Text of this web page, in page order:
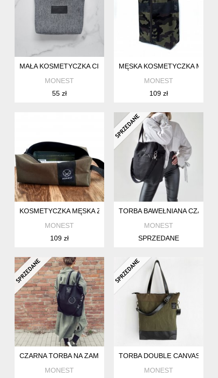
MAŁA KOSMETYCZKA CIEMNY MELANŻ - PLECIONKA
MONEST
55 zł
MĘSKA KOSMETYCZKA
MONEST
109 zł
KOSMETYCZKA MĘSKA ZIELONA BAWEŁNIANA
MONEST
109 zł
TORBA BAWEŁNIANA
MONEST
SPRZEDANE
CZARNA TORBA NA ZAMEK CITY NOISE M
MONEST
TORBA DOUBLE CANVAS
MONEST